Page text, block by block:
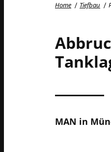
Home Tiefbau
MAN in